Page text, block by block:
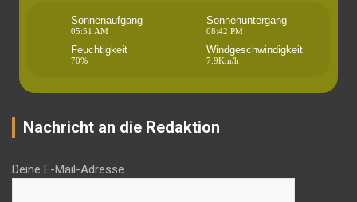
Sonnenaufgang
05:51 AM
Sonnenuntergang
08:42 PM
Feuchtigkeit
70%
Windgeschwindigkeit
7.9Km/h
Nachricht an die Redaktion
Deine E-Mail-Adresse